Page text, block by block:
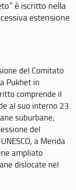
è iscritto nella
estensione
del Comitato
Pukhet in
comprende il
al suo interno 23
suburbane;
del
a Merida
ampliato
dislocate nel